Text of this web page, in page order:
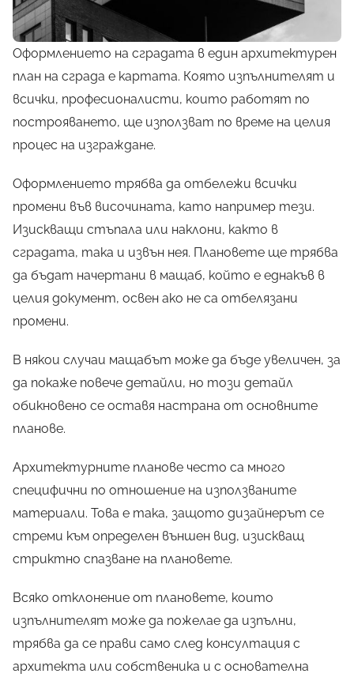
Оформлението на сградата в един архитектурен
план на сграда е картата. Която изпълнителят и
всички, професионалисти, които работят по
построяването, ще използват по време на целия
процес на изграждане.
Оформлението трябва да отбележи всички
промени във височината, като например тези.
Изискващи стъпала или наклони, както в
сградата, така и извън нея. Плановете ще трябва
да бъдат начертани в мащаб, който е еднакъв в
целия документ, освен ако не са отбелязани
промени.
В някои случаи мащабът може да бъде увеличен, за
да покаже повече детайли, но този детайл
обикновено се оставя настрана от основните
планове.
Архитектурните планове често са много
специфични по отношение на използваните
материали. Това е така, защото дизайнерът се
стреми към определен външен вид, изискващ
стриктно спазване на плановете.
Всяко отклонение от плановете, които
изпълнителят може да пожелае да изпълни,
трябва да се прави само след консултация с
архитекта или собственика и с основателна